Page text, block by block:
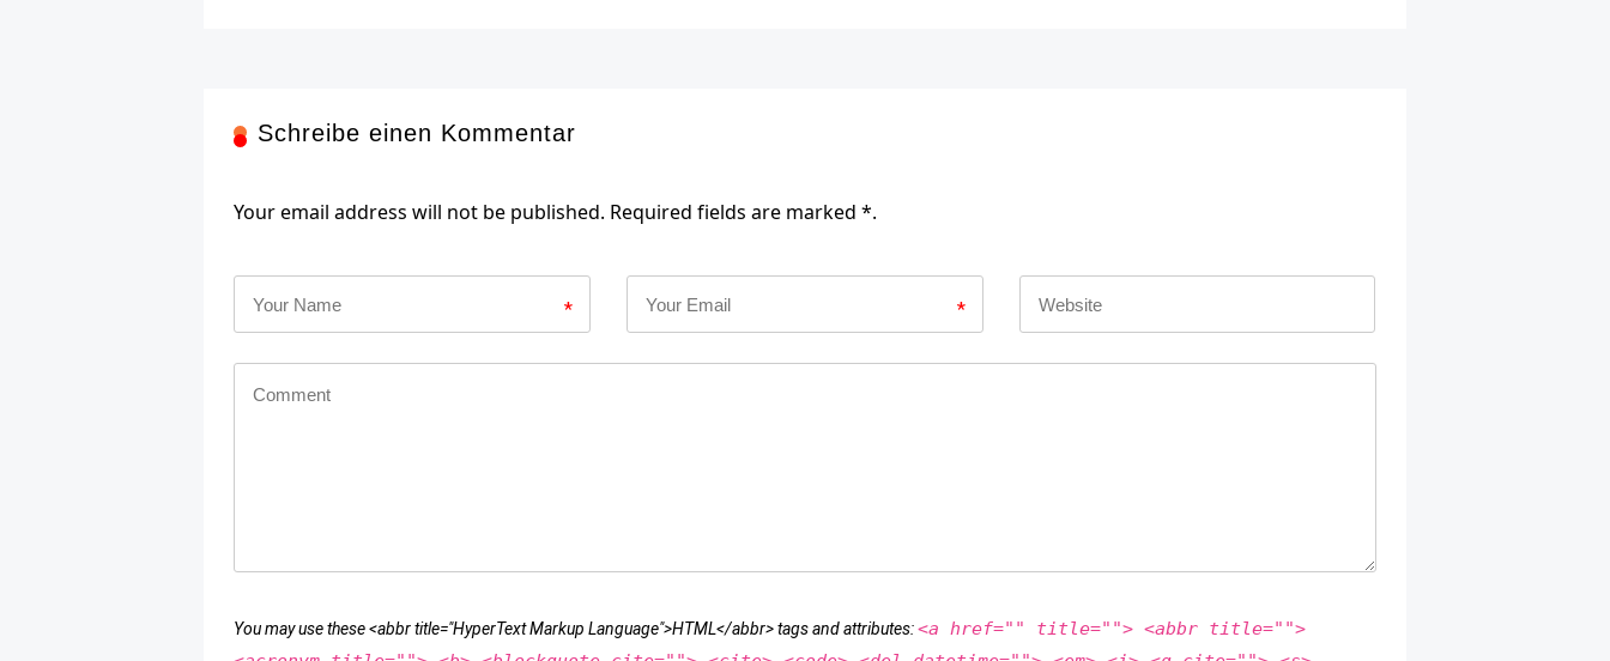
Schreibe einen Kommentar
Your email address will not be published. Required fields are marked *.
* *
You may use these <abbr title="HyperText Markup Language">HTML</abbr> tags and attributes:<a href="" title=""> <abbr title="">